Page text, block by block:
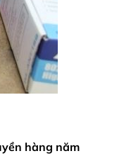
hàng năm